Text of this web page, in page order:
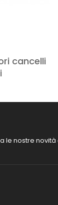
cancelli
le nostre